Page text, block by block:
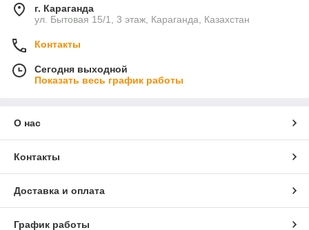
г. Караганда
ул. Бытовая 15/1, 3 этаж, Караганда, Казахстан
Контакты
Сегодня выходной
Показать весь график работы
О нас
Контакты
Доставка и оплата
График работы